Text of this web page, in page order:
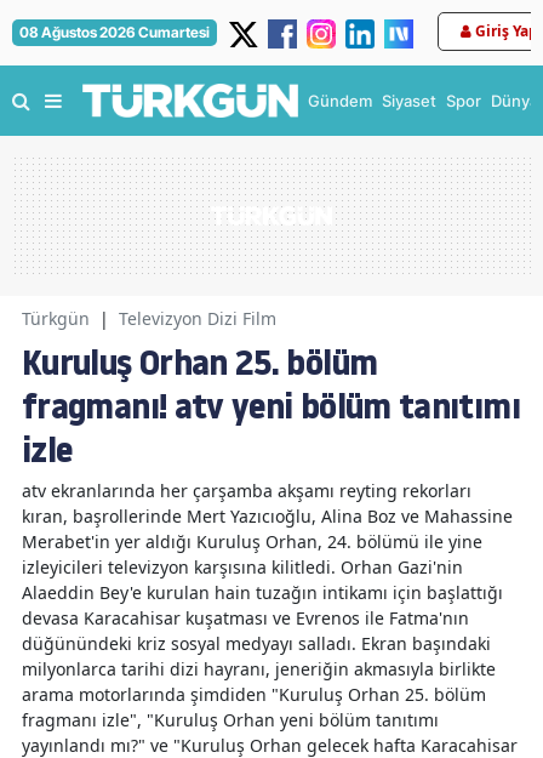
08 Ağustos 2026 Cumartesi Giriş Yap
Gündem Siyaset Spor Dünya
Türkgün | Televizyon Dizi Film
Kuruluş Orhan 25. bölüm
fragmanı! atv yeni bölüm tanıtımı
izle
atv ekranlarında her çarşamba akşamı reyting rekorları
kıran, başrollerinde Mert Yazıcıoğlu, Alina Boz ve Mahassine
Merabet'in yer aldığı Kuruluş Orhan, 24. bölümü ile yine
izleyicileri televizyon karşısına kilitledi. Orhan Gazi'nin
Alaeddin Bey'e kurulan hain tuzağın intikamı için başlattığı
devasa Karacahisar kuşatması ve Evrenos ile Fatma'nın
düğünündeki kriz sosyal medyayı salladı. Ekran başındaki
milyonlarca tarihi dizi hayranı, jeneriğin akmasıyla birlikte
arama motorlarında şimdiden "Kuruluş Orhan 25. bölüm
fragmanı izle", "Kuruluş Orhan yeni bölüm tanıtımı
yayınlandı mı?" ve "Kuruluş Orhan gelecek hafta Karacahisar